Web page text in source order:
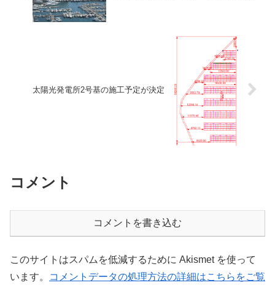
太陽光発電所2号基の施工予定が決定
コメント
コメントを書き込む
このサイトはスパムを低減するために Akismet を使って
います。
コメントデータの処理方法の詳細はこちらをご覧